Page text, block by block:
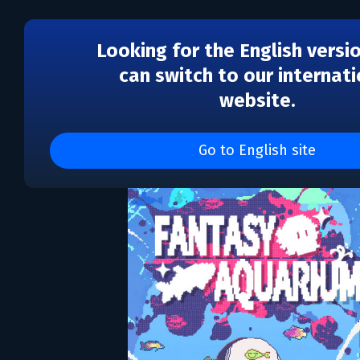
Looking for the English
can switch to our
website.
Go to English site
Fantasy Aquarium